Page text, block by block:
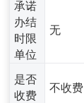
承诺
办结
时限
单位
无
是否
收费
不收费